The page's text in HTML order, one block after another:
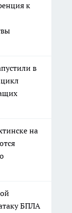
к
в
на
БПЛА